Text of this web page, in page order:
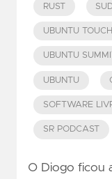
RUST
UBUNTU TOUCH
UBUNTU SUMMIT
UBUNTU
SOFTWARE
SR PODCAST
O Diogo ficou